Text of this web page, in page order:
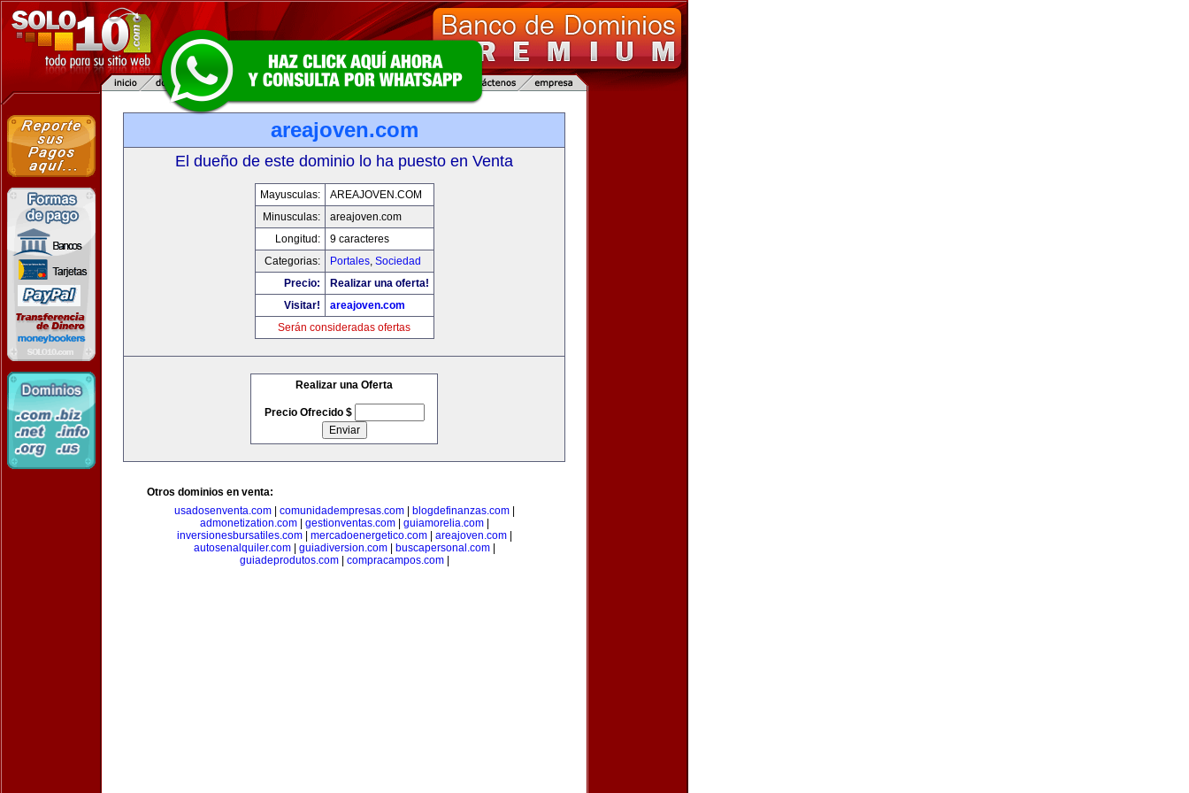
areajoven.com
El dueño de este dominio lo ha puesto en Venta
Mayusculas:
AREAJOVEN.COM
Minusculas:
areajoven.com
Longitud:
9 caracteres
Categorias:
Portales, Sociedad
Precio:
Realizar una oferta!
Visitar!
areajoven.com
Serán consideradas ofertas
Realizar una Oferta
Precio Ofrecido $
Otros dominios en venta:
usadosenventa.com| comunidadempresas.com| blogdefinanzas.com|
admonetization.com| gestionventas.com| guiamorelia.com|
inversionesbursatiles.com| mercadoenergetico.com| areajoven.com|
autosenalquiler.com| guiadiversion.com| buscapersonal.com|
guiadeprodutos.com| compracampos.com|